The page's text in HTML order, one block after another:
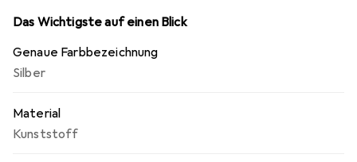
Das Wichtigste auf einen Blick
Genaue Farbbezeichnung
Silber
Material
Kunststoff